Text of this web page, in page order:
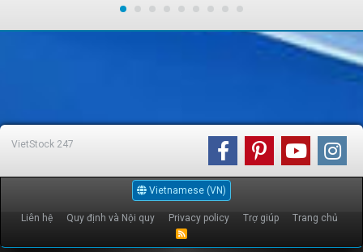
VietStock 247
Vietnamese (VN)
Liên hệ Quy định và Nội quy Privacy policy Trợ giúp Trang chủ
R